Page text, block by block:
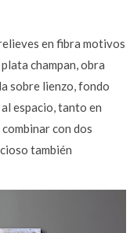
en fibra motivos
champan, obra
sobre lienzo, fondo
espacio, tanto en
con dos
también